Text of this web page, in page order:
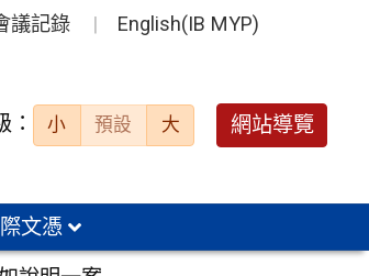
議記錄 English(IB MYP)
： 小 預設 大 網站導覽
文憑